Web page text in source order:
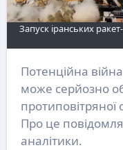
Запуск іранських
Потенційна війна США та Ізраїлю проти Ірану
може серйозно
Про це
аналітики.